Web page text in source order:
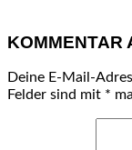
KOMMENTAR
Deine E-Mail-
Felder sind mit *